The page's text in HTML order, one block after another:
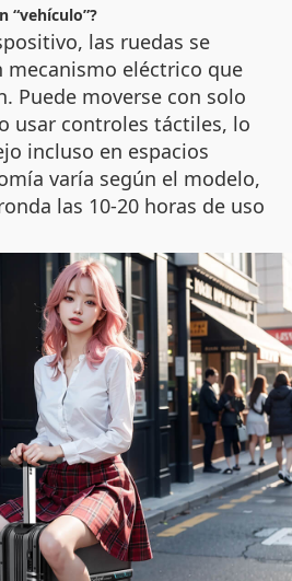
“vehículo”?
las ruedas se
mecanismo eléctrico que
Puede moverse con solo
usar controles táctiles, lo
incluso en espacios
varía según el modelo,
las 10-20 horas de uso